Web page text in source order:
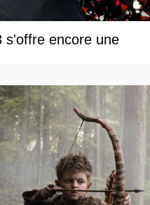
s'offre encore une